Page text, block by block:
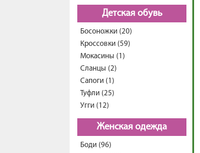
Детская обувь
Босоножки (20)
Кроссовки (59)
Мокасины (1)
Сланцы (2)
Сапоги (1)
Туфли (25)
Угги (12)
Женская одежда
Боди (96)